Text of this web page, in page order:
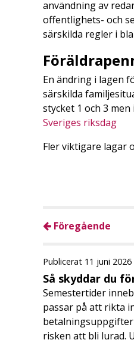
användning av
offentlighets- och
särskilda regler i
En ändring i lagen
särskilda
stycket 1 och 3
Sveriges riksdag
Fler viktigare lagar
Föregående
Publicerat 11 juni 2026
Så skyddar du
Semestertider
passar på att rikta
betalningsuppgifter
risken att bli lurad.